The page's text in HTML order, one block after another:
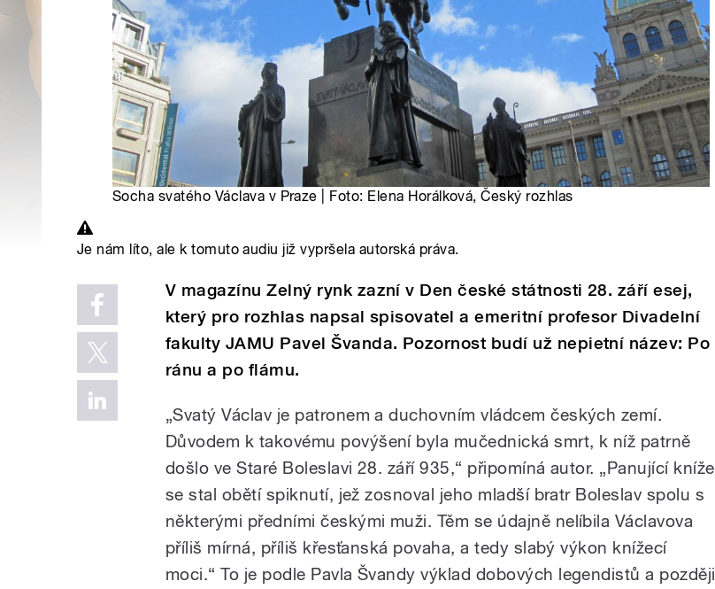
Socha svatého Václava v Praze | Foto: Elena Horálková, Český rozhlas
Je nám líto, ale k tomuto audiu již vypršela autorská práva.
V magazínu Zelný rynk zazní v Den české státnosti 28. září esej,
který pro rozhlas napsal spisovatel a emeritní profesor Divadelní
fakulty JAMU Pavel Švanda. Pozornost budí už nepietní název: Po
ránu a po flámu.
„Svatý Václav je patronem a duchovním vládcem českých zemí.
Důvodem k takovému povýšení byla mučednická smrt, k níž patrně
došlo ve Staré Boleslavi 28. září 935,“ připomíná autor. „Panující kníže
se stal obětí spiknutí, jež zosnoval jeho mladší bratr Boleslav spolu s
některými předními českými muži. Těm se údajně nelíbila Václavova
příliš mírná, příliš křesťanská povaha, a tedy slabý výkon knížecí
moci.“ To je podle Pavla Švandy výklad dobových legendistů a později